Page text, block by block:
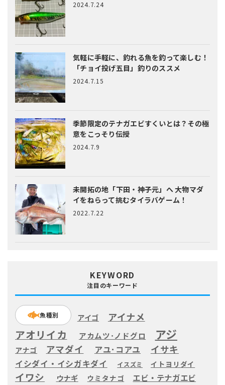
2024.7.24
気軽に手軽に、釣れる魚を釣って楽しむ！
「チョイ投げ五目」釣りのススメ
2024.7.15
季節限定のテナガエビすくいとは？ その極
意をこっそり伝授
2024.7.9
未開拓の地「下田・神子元」へ大物マダ
イをねらって挑むタイラバゲーム！
2022.7.22
KEYWORD
注目のキーワード
魚種別 アイゴ アイナメ
アオリイカ アカムツ･ノドグロ アジ
アナゴ アマダイ アユ･コアユ イサキ
イシダイ・イシガキダイ イスズミ イトヨリダイ
イワシ ウナギ ウミタナゴ エビ・テナガエビ